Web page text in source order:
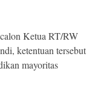
Ketua RT/RW
ketentuan tersebut
mayoritas